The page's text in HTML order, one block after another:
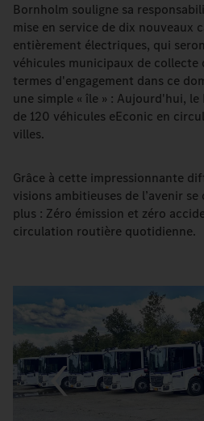
Bornholm souligne sa
mise en service de dix nouveaux
entièrement électriques, qui
véhicules municipaux de collecte
termes d'engagement dans ce
une simple « île » : Aujourd'hui,
de 120 véhicules eEconic en
villes.
Grâce à cette impressionnante
visions ambitieuses de l’avenir
plus : Zéro émission et zéro
circulation routière quotidienne.